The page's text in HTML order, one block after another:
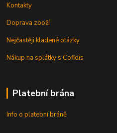
Kontakty
Doprava zboží
Nejčastěji kladené otázky
Nákup na splátky s Cofidis
Platební brána
Info o platební bráně